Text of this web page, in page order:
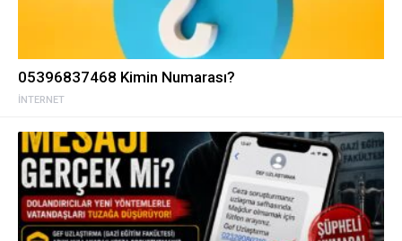
İNTERNET
05396837468 Kimin Numarası?